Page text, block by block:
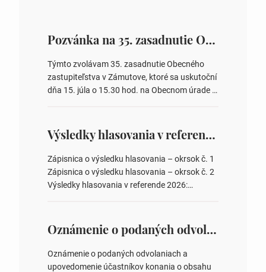
Pozvánka na 35. zasadnutie OZ v Zámutove
Týmto zvolávam 35. zasadnutie Obecného
zastupiteľstva v Zámutove, ktoré sa uskutoční
dňa 15. júla o 15.30 hod. na Obecnom úrade v
overovateľov zápisnice 3. Určenie volebných
obvodov pre voľby poslancov obecných
zastupiteľstiev, počtu poslancov obecných
zastupiteľstiev v nich 4. Schválenie odpredaja
obecného pozemku –…
Výsledky hlasovania v referende 2026
Zápisnica o výsledku hlasovania – okrsok č. 1
Zápisnica o výsledku hlasovania – okrsok č. 2
Výsledky hlasovania v referende 2026:
ysledky.html
Oznámenie o podaných odvolaniach a upovedomenie účastníkov konania o obsahu podaných odvolani – Verejná vyhláška
Oznámenie o podaných odvolaniach a
upovedomenie účastníkov konania o obsahu